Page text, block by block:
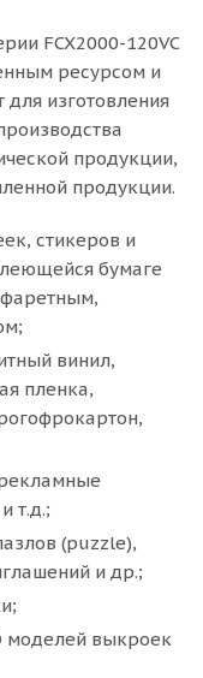
дня продажи.
FCX2000-120VC
ресурсом и
изготовления
продукции,
продукции.
стикеров и
бумаге
винил,
пленка,
т.д.;
(puzzle),
и др.;
моделей выкроек